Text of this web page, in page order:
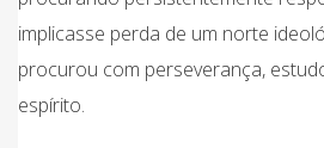
implicasse perda de um norte
procurou com perseverança,
espírito.